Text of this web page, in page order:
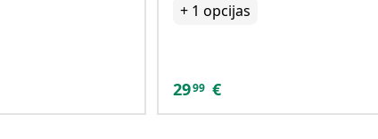
+ 1 opcijas
2999 €